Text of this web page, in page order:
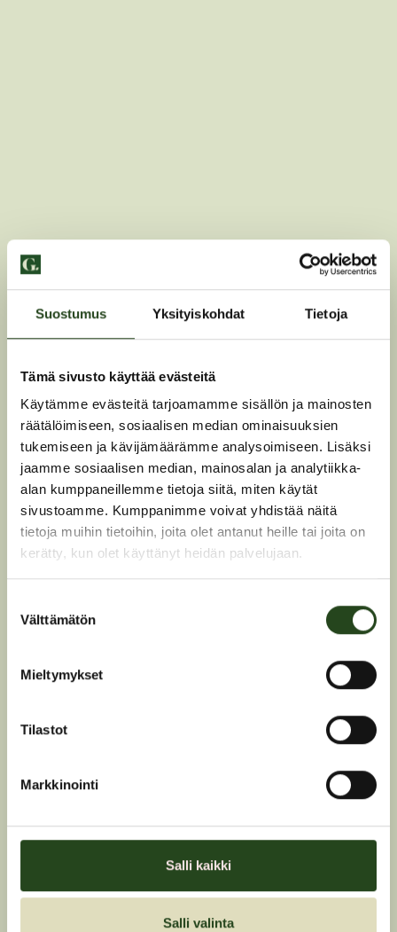
Suostumus Yksityiskohdat Tietoja
Tämä sivusto käyttää evästeitä
Käytämme evästeitä tarjoamamme sisällön ja mainosten
räätälöimiseen, sosiaalisen median ominaisuuksien
tukemiseen ja kävijämäärämme analysoimiseen. Lisäksi
jaamme sosiaalisen median, mainosalan ja analytiikka-
alan kumppaneillemme tietoja siitä, miten käytät
sivustoamme. Kumppanimme voivat yhdistää näitä
tietoja muihin tietoihin, joita olet antanut heille tai joita on
kerätty, kun olet käyttänyt heidän palvelujaan.
valinta
Välttämätön
Mieltymykset
Tilastot
Markkinointi
Salli kaikki
Salli valinta